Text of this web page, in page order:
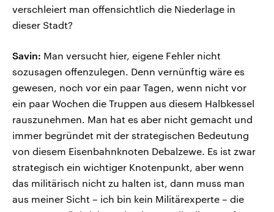
verschleiert man offensichtlich die Niederlage in
dieser Stadt?
Savin: Man versucht hier, eigene Fehler nicht
sozusagen offenzulegen. Denn vernünftig wäre es
gewesen, noch vor ein paar Tagen, wenn nicht vor
ein paar Wochen die Truppen aus diesem Halbkessel
rauszunehmen. Man hat es aber nicht gemacht und
immer begründet mit der strategischen Bedeutung
von diesem Eisenbahnknoten Debalzewe. Es ist zwar
strategisch ein wichtiger Knotenpunkt, aber wenn
das militärisch nicht zu halten ist, dann muss man
aus meiner Sicht – ich bin kein Militärexperte – die